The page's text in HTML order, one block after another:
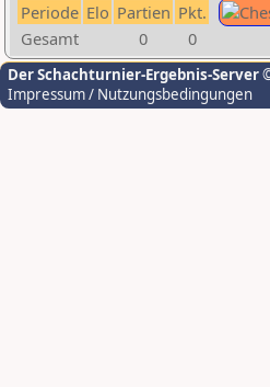
Periode Elo Partien Pkt.
Gesamt
0 0
Der Schachturnier-Ergebnis-Server
Impressum / Nutzungsbedingungen